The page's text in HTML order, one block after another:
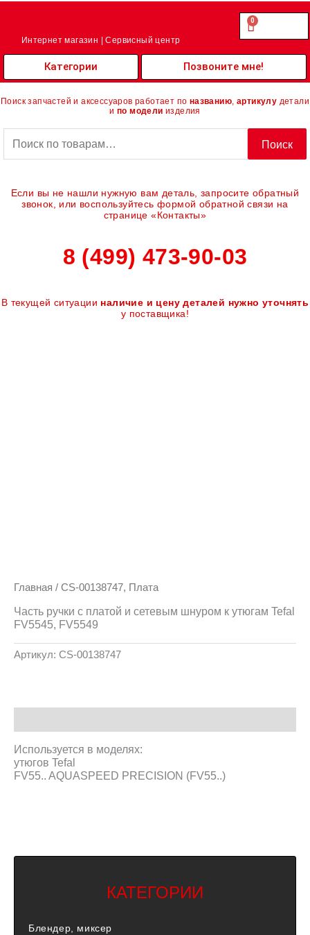
Перейти
Интернет магазин | Сервисный центр
0.00
0
Cart
Категории Позвоните мне!
Поиск запчастей и аксессуаров работает по названию артикулу детали
и по модели изделия
Поиск
Если вы не нашли нужную вам деталь, запросите обратный
звонок, или воспользуйтесь формой обратной связи на
странице «Контакты»
8 (499) 473-90-03
В текущей ситуации наличие и цену деталей нужно уточнять
у поставщика!
Главная / CS-00138747, Плата
Часть ручки с платой и сетевым шнуром к утюгам Tefal
FV5545, FV5549
Артикул: CS-00138747
Используется в моделях:
утюгов Tefal
FV55.. AQUASPEED PRECISION (FV55..)
КАТЕГОРИИ
Блендер, миксер